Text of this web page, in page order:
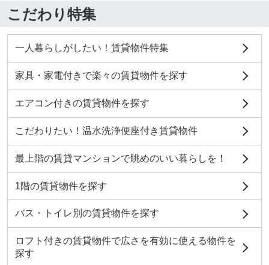
こだわり特集
一人暮らしがしたい！賃貸物件特集
家具・家電付きで楽々の賃貸物件を探す
エアコン付きの賃貸物件を探す
こだわりたい！温水洗浄便座付き賃貸物件
最上階の賃貸マンションで眺めのいい暮らしを！
1階の賃貸物件を探す
バス・トイレ別の賃貸物件を探す
ロフト付きの賃貸物件で広さを有効に使える物件を
探す